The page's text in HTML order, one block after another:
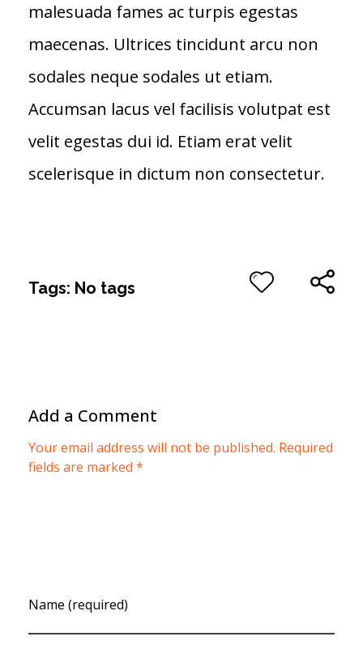
malesuada fames ac turpis egestas
maecenas. Ultrices tincidunt arcu non
sodales neque sodales ut etiam.
Accumsan lacus vel facilisis volutpat est
velit egestas dui id. Etiam erat velit
scelerisque in dictum non consectetur.
Tags: No tags
Add a Comment
Your email address will not be published. Required
fields are marked *
Name (required)